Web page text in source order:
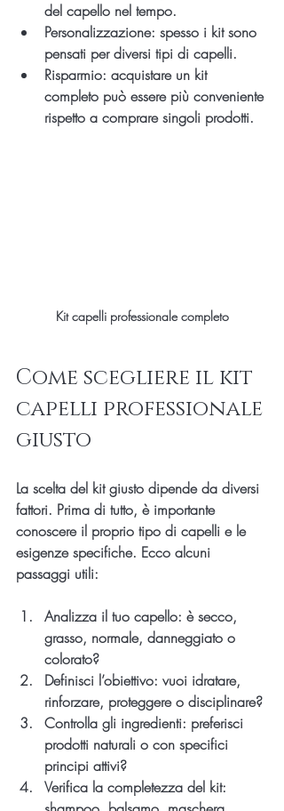
del capello nel tempo.
Personalizzazione: spesso i kit sono
pensati per diversi tipi di capelli.
Risparmio: acquistare un kit
completo può essere più conveniente
rispetto a comprare singoli prodotti.
Kit capelli professionale completo
Come scegliere il kit
capelli professionale
giusto
La scelta del kit giusto dipende da diversi
fattori. Prima di tutto, è importante
conoscere il proprio tipo di capelli e le
esigenze specifiche. Ecco alcuni
passaggi utili:
Analizza il tuo capello: è secco,
grasso, normale, danneggiato o
colorato?
Definisci l’obiettivo: vuoi idratare,
rinforzare, proteggere o disciplinare?
Controlla gli ingredienti: preferisci
prodotti naturali o con specifici
principi attivi?
Verifica la completezza del kit: